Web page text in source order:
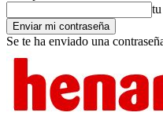
Se te ha enviado una